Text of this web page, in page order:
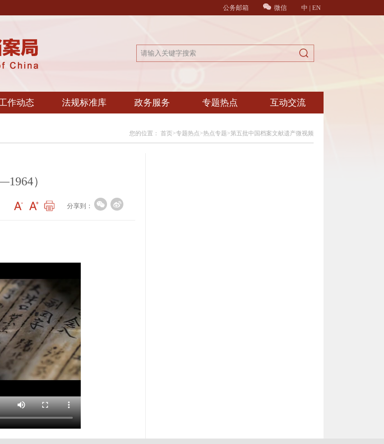
公务邮箱 微信 中 | EN
作动态 法规标准库 政务服务 专题热点 互动交流
您的位置： 首页>专题热点>热点专题>第五批中国档案文献遗产微视频
）
分享到：